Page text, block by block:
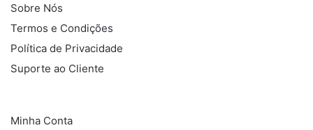
Sobre Nós
Termos e Condições
Política de Privacidade
Suporte ao Cliente
Minha Conta